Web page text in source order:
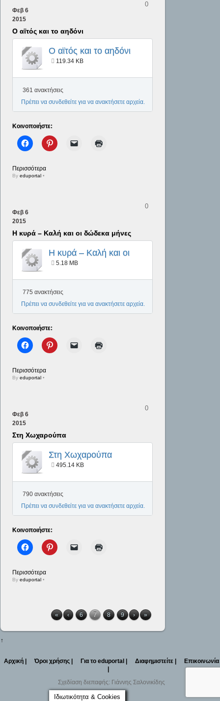
Φεβ 6
2015
Ο αϊτός και το αηδόνι
Ο αϊτός και το αηδόνι
119.34 KB
361 ανακτήσεις
Πρέπει να συνδεθείτε για να ανακτήσετε αρχεία.
Κοινοποιήστε:
Περισσότερα
Byeduportal •
0
Φεβ 6
2015
Η κυρά – Καλή και οι δώδεκα μήνες
Η κυρά – Καλή και οι
δώδεκα μήνες
5.18 MB
775 ανακτήσεις
Πρέπει να συνδεθείτε για να ανακτήσετε αρχεία.
Κοινοποιήστε:
Περισσότερα
Byeduportal •
0
Φεβ 6
2015
Στη Χωχαρούπα
Στη Χωχαρούπα
495.14 KB
790 ανακτήσεις
Πρέπει να συνδεθείτε για να ανακτήσετε αρχεία.
Κοινοποιήστε:
Περισσότερα
Byeduportal •
0
« ‹ 6 7 8 9 › »
↑
Αρχική | Όροι χρήσης | Για το eduportal | Διαφημιστείτε |
Επικοινωνία
|
Σχεδίαση διεπαφής: Γιάννης Σαλονικίδης
Ιδιωτικότητα & Cookies